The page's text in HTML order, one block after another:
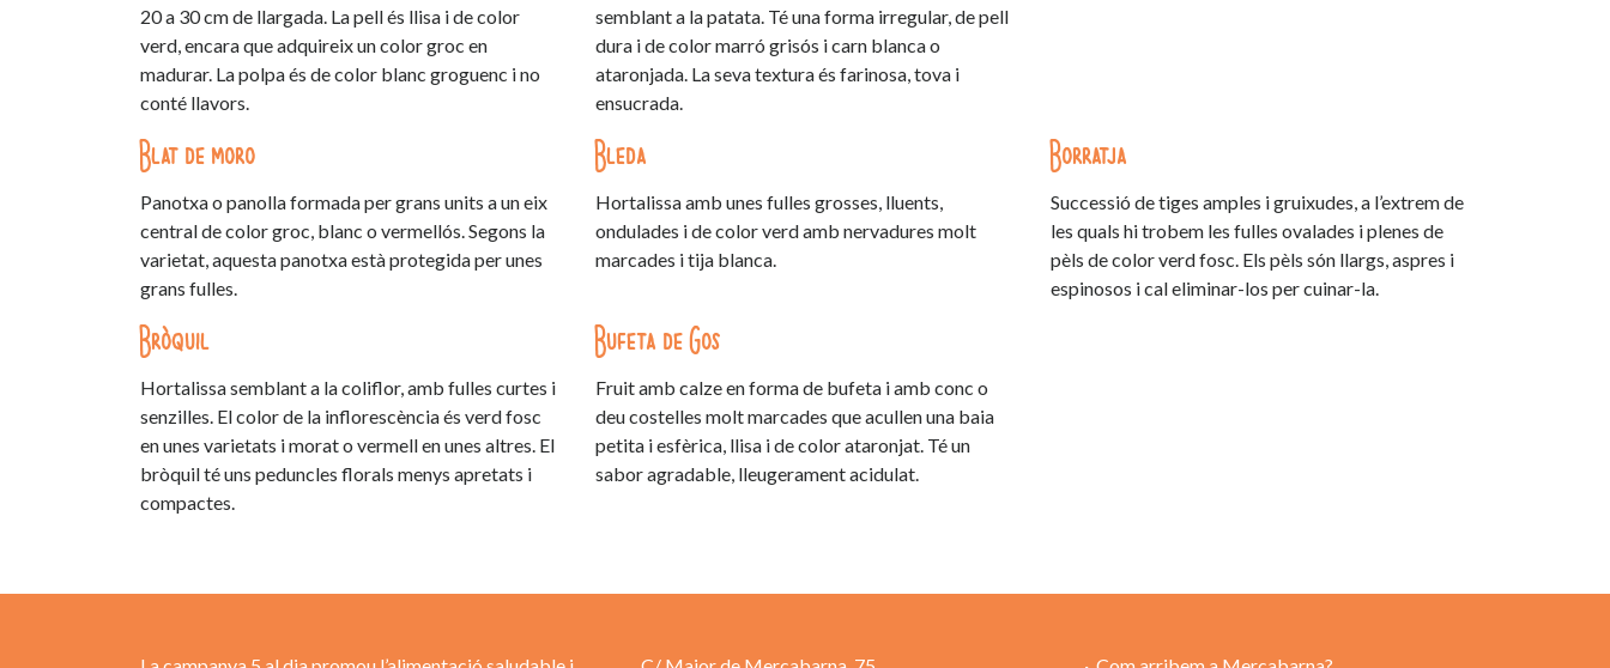
20 a 30 cm de llargada. La pell és llisa i de color
verd, encara que adquireix un color groc en
madurar. La polpa és de color blanc groguenc i no
conté llavors.
semblant a la patata. Té una forma irregular, de pell
dura i de color marró grisós i carn blanca o
ataronjada. La seva textura és farinosa, tova i
ensucrada.
Blat de moro
Panotxa o panolla formada per grans units a un eix
central de color groc, blanc o vermellós. Segons la
varietat, aquesta panotxa està protegida per unes
grans fulles.
Bleda
Hortalissa amb unes fulles grosses, lluents,
ondulades i de color verd amb nervadures molt
marcades i tija blanca.
Borratja
Successió de tiges amples i gruixudes, a l’extrem de
les quals hi trobem les fulles ovalades i plenes de
pèls de color verd fosc. Els pèls són llargs, aspres i
espinosos i cal eliminar-los per cuinar-la.
Bròquil
Hortalissa semblant a la coliflor, amb fulles curtes i
senzilles. El color de la inflorescència és verd fosc
en unes varietats i morat o vermell en unes altres. El
bròquil té uns peduncles florals menys apretats i
compactes.
Bufeta de Gos
Fruit amb calze en forma de bufeta i amb conc o
deu costelles molt marcades que acullen una baia
petita i esfèrica, llisa i de color ataronjat. Té un
sabor agradable, lleugerament acidulat.